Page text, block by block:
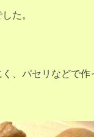
た。
、パセリなどで